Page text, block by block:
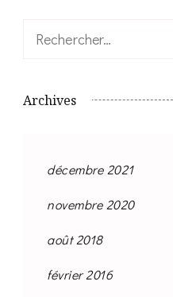
Rechercher :
Archives
décembre 2021
novembre 2020
août 2018
février 2016